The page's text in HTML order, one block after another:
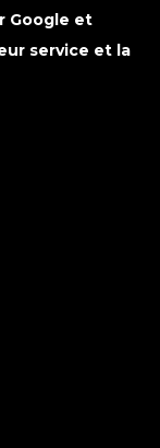
Google et
service et la